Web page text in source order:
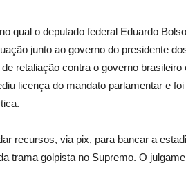
qual o deputado federal Eduardo
junto ao governo do presidente
retaliação contra o governo brasileiro
licença do mandato parlamentar e
recursos, via pix, para bancar a
trama golpista no Supremo. O